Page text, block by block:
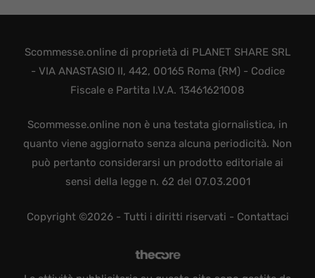
Scommesse.online di proprietà di PLANET SHARE SRL
- VIA ANASTASIO II, 442, 00165 Roma (RM) - Codice
Fiscale e Partita I.V.A. 13461621008
Scommesse.online non è una testata giornalistica, in
quanto viene aggiornato senza alcuna periodicità. Non
può pertanto considerarsi un prodotto editoriale ai
sensi della legge n. 62 del 07.03.2001
Copyright ©2026 - Tutti i diritti riservati - Contattaci